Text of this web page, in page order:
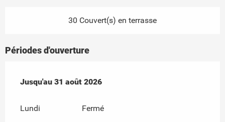
30 Couvert(s) en terrasse
Périodes d'ouverture
Du1 juin 2026au 31 août 2026
Jusqu'au 31 août 2026
Lundi Fermé